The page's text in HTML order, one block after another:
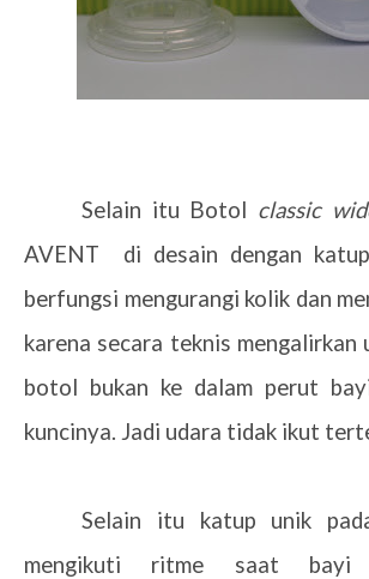
Selain itu Botol classic
AVENT di desain dengan
berfungsi mengurangi kolik dan
karena secara teknis mengalirkan
botol bukan ke dalam perut
kuncinya. Jadi udara tidak ikut
Selain itu katup unik
mengikuti ritme saat bayi